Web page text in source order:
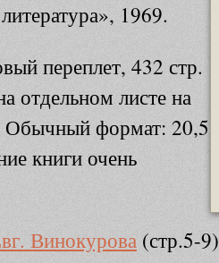
1969.
переплет, 432 стр.
отдельном листе на
Обычный формат: 20,5
книги очень
Винокурова (стр.5-